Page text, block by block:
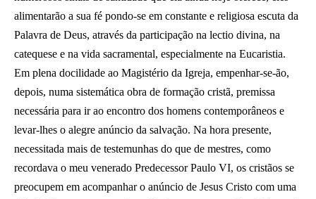
alimentarão a sua fé pondo-se em constante e religiosa escuta da
Palavra de Deus, através da participação na lectio divina, na
catequese e na vida sacramental, especialmente na Eucaristia.
Em plena docilidade ao Magistério da Igreja, empenhar-se-ão,
depois, numa sistemática obra de formação cristã, premissa
necessária para ir ao encontro dos homens contemporâneos e
levar-lhes o alegre anúncio da salvação. Na hora presente,
necessitada mais de testemunhas do que de mestres, como
recordava o meu venerado Predecessor Paulo VI, os cristãos se
preocupem em acompanhar o anúncio de Jesus Cristo com uma